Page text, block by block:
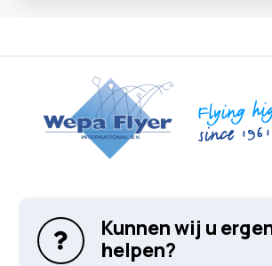
Kunnen wij u
helpen?